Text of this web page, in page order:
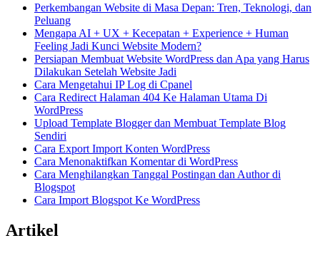
Perkembangan Website di Masa Depan: Tren, Teknologi, dan
Peluang
Mengapa AI + UX + Kecepatan + Experience + Human
Feeling Jadi Kunci Website Modern?
Persiapan Membuat Website WordPress dan Apa yang Harus
Dilakukan Setelah Website Jadi
Cara Mengetahui IP Log di Cpanel
Cara Redirect Halaman 404 Ke Halaman Utama Di
WordPress
Upload Template Blogger dan Membuat Template Blog
Sendiri
Cara Export Import Konten WordPress
Cara Menonaktifkan Komentar di WordPress
Cara Menghilangkan Tanggal Postingan dan Author di
Blogspot
Cara Import Blogspot Ke WordPress
Artikel